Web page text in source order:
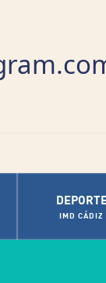
IMD CÁDIZ